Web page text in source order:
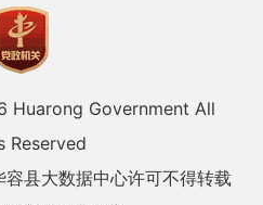
Huarong Government All
Reserved
县大数据中心许可不得转载